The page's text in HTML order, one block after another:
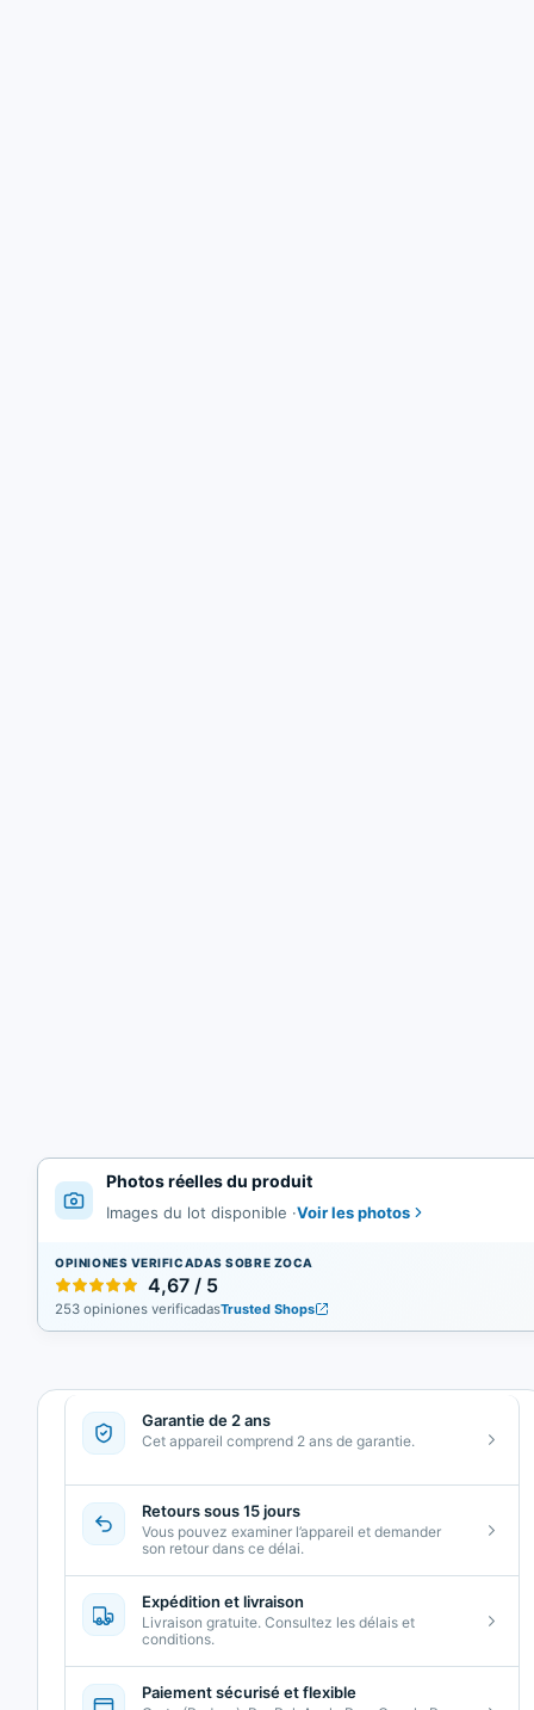
Photos réelles du produit
Images du lot disponible ·Voir les photos
OPINIONES VERIFICADAS SOBRE ZOCA
4,67 / 5
253 opiniones verificadasTrusted Shops
Garantie de 2 ans
Cet appareil comprend 2 ans de garantie.
Retours sous 15 jours
Vous pouvez examiner l’appareil et demander
son retour dans ce délai.
Expédition et livraison
Livraison gratuite. Consultez les délais et
conditions.
Paiement sécurisé et flexible